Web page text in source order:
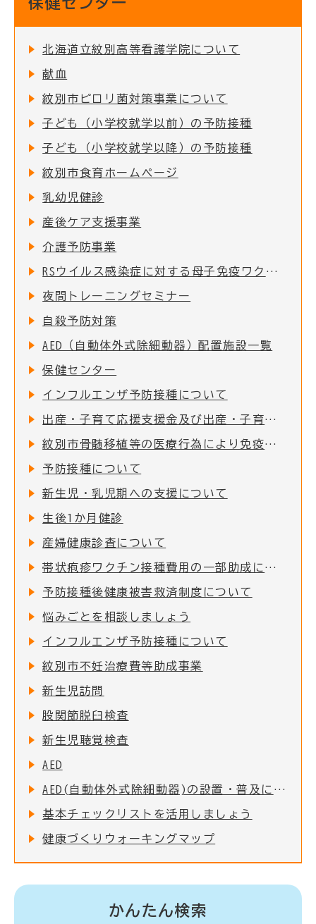
北海道立紋別高等看護学院について
献血
紋別市ピロリ菌対策事業について
子ども（小学校就学以前）の予防接種
子ども（小学校就学以降）の予防接種
紋別市食育ホームページ
乳幼児健診
産後ケア支援事業
介護予防事業
RSウイルス感染症に対する母子免疫ワクチンの定期接種の実施について
夜間トレーニングセミナー
自殺予防対策
AED（自動体外式除細動器）配置施設一覧
保健センター
インフルエンザ予防接種について
出産・子育て応援支援金及び出産・子育て応援ギフト(妊婦支援給付)について
紋別市骨髄移植等の医療行為により免疫を失った者に対する予防接種費用助成
予防接種について
新生児・乳児期への支援について
生後1か月健診
産婦健康診査について
帯状疱疹ワクチン接種費用の一部助成について
予防接種後健康被害救済制度について
悩みごとを相談しましょう
インフルエンザ予防接種について
紋別市不妊治療費等助成事業
新生児訪問
股関節脱臼検査
新生児聴覚検査
AED
AED(自動体外式除細動器)の設置・普及について
基本チェックリストを活用しましょう
健康づくりウォーキングマップ
かんたん検索